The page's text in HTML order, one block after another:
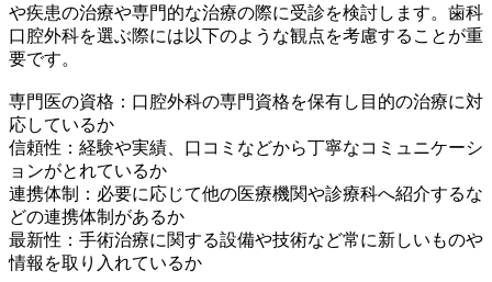
や疾患の治療や専門的な治療の際に受診を検討します。歯科
口腔外科を選ぶ際には以下のような観点を考慮することが重
要です。
専門医の資格：口腔外科の専門資格を保有し目的の治療に対
応しているか
信頼性：経験や実績、口コミなどから丁寧なコミュニケーシ
ョンがとれているか
連携体制：必要に応じて他の医療機関や診療科へ紹介するな
どの連携体制があるか
最新性：手術治療に関する設備や技術など常に新しいものや
情報を取り入れているか